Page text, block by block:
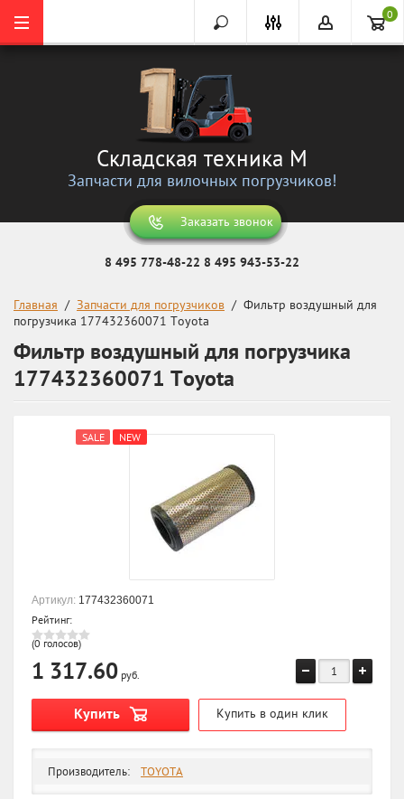
0
Складская техника М
Запчасти для вилочных погрузчиков!
Заказать звонок
8 495 778-48-22 8 495 943-53-22
Главная
  /
Запчасти для погрузчиков
  /  Фильтр воздушный для
погрузчика 177432360071 Toyota
Фильтр воздушный для погрузчика
177432360071 Toyota
SALE NEW
Артикул: 177432360071
Рейтинг:
(0 голосов)
1 317.60 руб.
Купить Купить в один клик
Производитель: TOYOTA